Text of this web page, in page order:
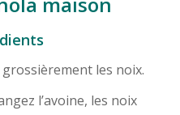
les noix.
l’avoine, les noix